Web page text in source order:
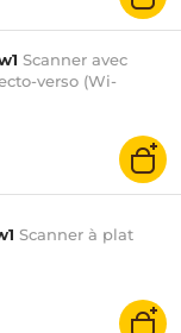
Scanner avec
verso (Wi-
Scanner à plat